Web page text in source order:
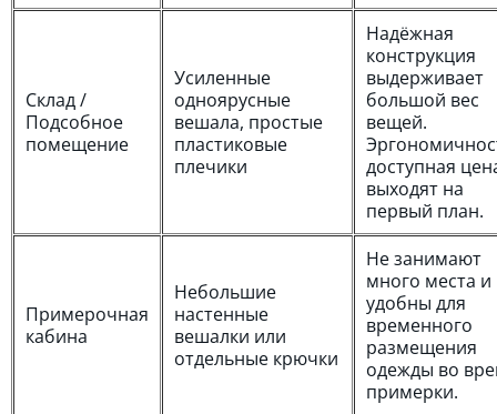
Склад /
Подсобное
помещение
Усиленные
одноярусные
вешала, простые
пластиковые
плечики
Надёжная
конструкция
выдерживает
большой вес
вещей.
доступная
выходят на
первый план.
Примерочная
кабина
Небольшие
настенные
вешалки или
отдельные крючки
Не занимают
много места и
удобны для
временного
размещения
одежды во
примерки.